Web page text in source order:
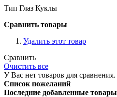
Тип Глаз Куклы
Сравнить товары
Удалить этот товар
Сравнить
Очистить все
У Вас нет товаров для сравнения.
Список пожеланий
Последние добавленные товары